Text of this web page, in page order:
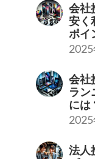
会社
安く
ポイ
会社
ラン
には
法人